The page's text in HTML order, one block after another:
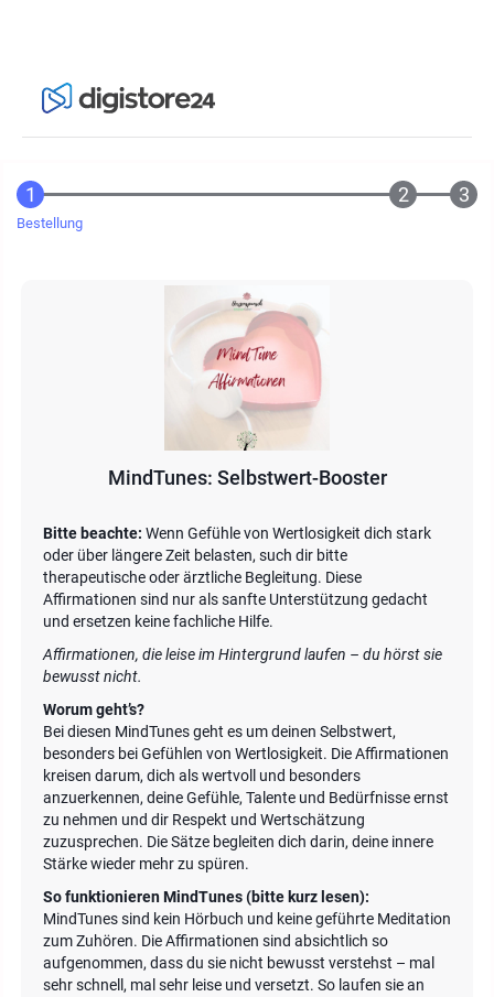
Bestellung
MindTunes: Selbstwert-Booster
Bitte beachte: Wenn Gefühle von Wertlosigkeit dich stark
oder über längere Zeit belasten, such dir bitte
therapeutische oder ärztliche Begleitung. Diese
Affirmationen sind nur als sanfte Unterstützung gedacht
und ersetzen keine fachliche Hilfe.
Affirmationen, die leise im Hintergrund laufen – du hörst sie
bewusst nicht.
Worum geht’s?
Bei diesen MindTunes geht es um deinen Selbstwert,
besonders bei Gefühlen von Wertlosigkeit. Die Affirmationen
kreisen darum, dich als wertvoll und besonders
anzuerkennen, deine Gefühle, Talente und Bedürfnisse ernst
zu nehmen und dir Respekt und Wertschätzung
zuzusprechen. Die Sätze begleiten dich darin, deine innere
Stärke wieder mehr zu spüren.
So funktionieren MindTunes (bitte kurz lesen):
MindTunes sind kein Hörbuch und keine geführte Meditation
zum Zuhören. Die Affirmationen sind absichtlich so
aufgenommen, dass du sie nicht bewusst verstehst – mal
sehr schnell, mal sehr leise und versetzt. So laufen sie an